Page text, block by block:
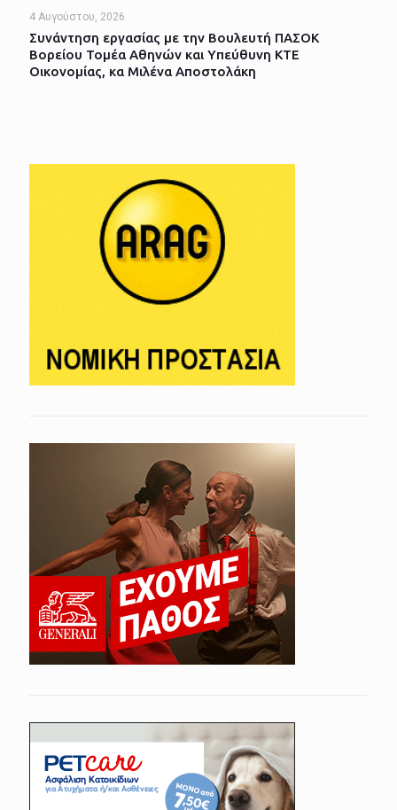
4 Αυγούστου, 2026
Συνάντηση εργασίας με την Βουλευτή ΠΑΣΟΚ
Βορείου Τομέα Αθηνών και Υπεύθυνη ΚΤΕ
Οικονομίας, κα Μιλένα Αποστολάκη